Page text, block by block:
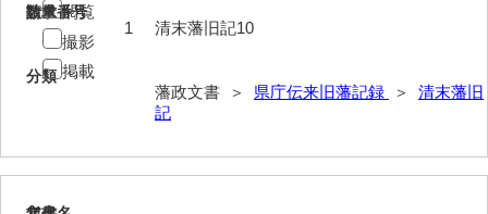
請求番号
清末藩旧記10
分類
藩政文書 ＞ 県庁伝来旧藩記録 ＞ 清末藩旧
記
数量
1
閲覧
撮影
掲載